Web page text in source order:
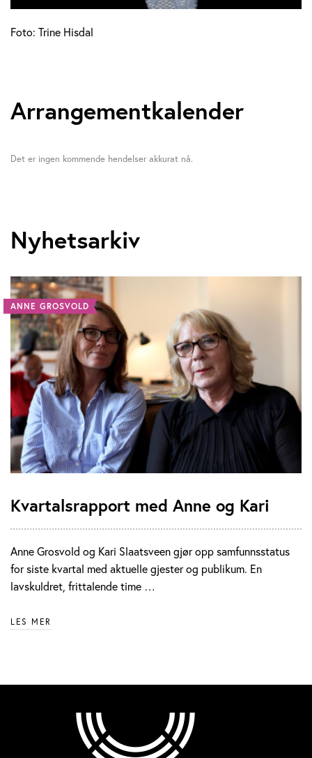
Foto: Trine Hisdal
Arrangementkalender
Det er ingen kommende hendelser akkurat nå.
Nyhetsarkiv
ANNE GROSVOLD
Kvartalsrapport med Anne og Kari
Anne Grosvold og Kari Slaatsveen gjør opp samfunnsstatus
for siste kvartal med aktuelle gjester og publikum. En
lavskuldret, frittalende time …
LES MER